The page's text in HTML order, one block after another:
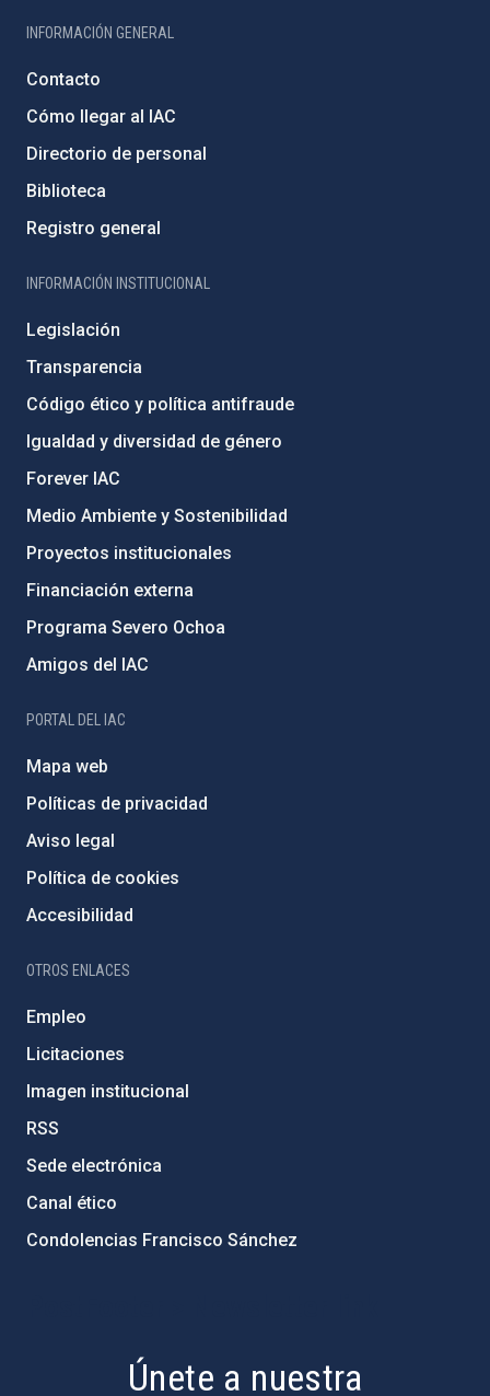
INFORMACIÓN GENERAL
Contacto
Cómo llegar al IAC
Directorio de personal
Biblioteca
Registro general
INFORMACIÓN INSTITUCIONAL
Legislación
Transparencia
Código ético y política antifraude
Igualdad y diversidad de género
Forever IAC
Medio Ambiente y Sostenibilidad
Proyectos institucionales
Financiación externa
Programa Severo Ochoa
Amigos del IAC
PORTAL DEL IAC
Mapa web
Políticas de privacidad
Aviso legal
Política de cookies
Accesibilidad
OTROS ENLACES
Empleo
Licitaciones
Imagen institucional
RSS
Sede electrónica
Canal ético
Condolencias Francisco Sánchez
Únete a nuestra